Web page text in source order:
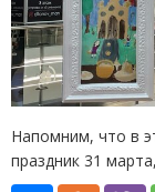
Напомним, что в
праздник 31